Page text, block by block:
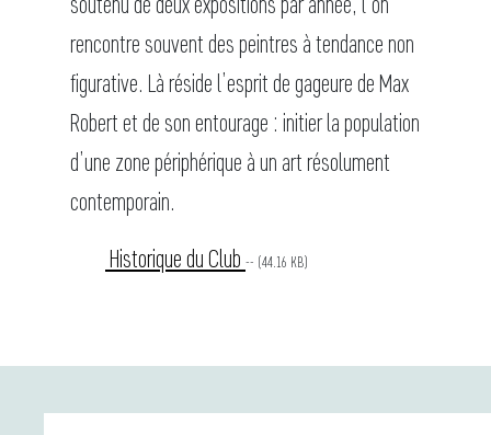
rencontre souvent des peintres à tendance non
figurative. Là réside l’esprit de gageure de Max
Robert et de son entourage : initier la population
d’une zone périphérique à un art résolument
contemporain.
Historique du Club -- (44.16 KB)